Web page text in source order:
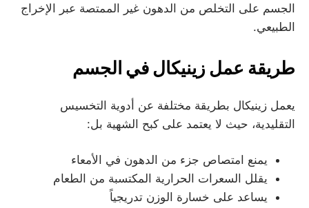
الجسم على التخلص من الدهون غير الممتصة عبر الإخراج
الطبيعي.
طريقة عمل زينيكال في الجسم
يعمل زينيكال بطريقة مختلفة عن أدوية التخسيس
التقليدية، حيث لا يعتمد على كبح الشهية بل:
يمنع امتصاص جزء من الدهون في الأمعاء
يقلل السعرات الحرارية المكتسبة من الطعام
يساعد على خسارة الوزن تدريجياً